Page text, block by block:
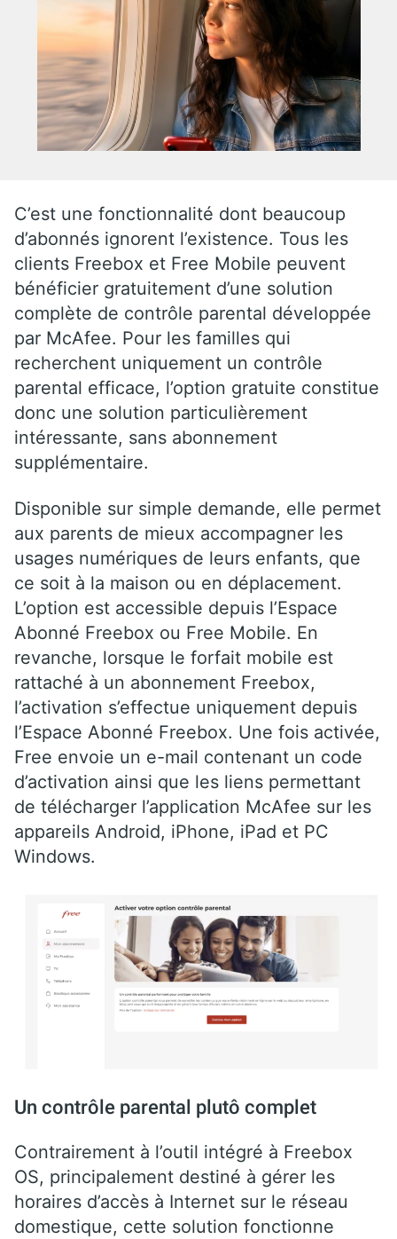
C’est une fonctionnalité dont beaucoup
d’abonnés ignorent l’existence. Tous les
clients Freebox et Free Mobile peuvent
bénéficier gratuitement d’une solution
complète de contrôle parental développée
par McAfee. Pour les familles qui
recherchent uniquement un contrôle
parental efficace, l’option gratuite constitue
donc une solution particulièrement
intéressante, sans abonnement
supplémentaire.
Disponible sur simple demande, elle permet
aux parents de mieux accompagner les
usages numériques de leurs enfants, que
ce soit à la maison ou en déplacement.
L’option est accessible depuis l’Espace
Abonné Freebox ou Free Mobile. En
revanche, lorsque le forfait mobile est
rattaché à un abonnement Freebox,
l’activation s’effectue uniquement depuis
l’Espace Abonné Freebox. Une fois activée,
Free envoie un e-mail contenant un code
d’activation ainsi que les liens permettant
de télécharger l’application McAfee sur les
appareils Android, iPhone, iPad et PC
Windows.
Un contrôle parental plutô complet
Contrairement à l’outil intégré à Freebox
OS, principalement destiné à gérer les
horaires d’accès à Internet sur le réseau
domestique, cette solution fonctionne